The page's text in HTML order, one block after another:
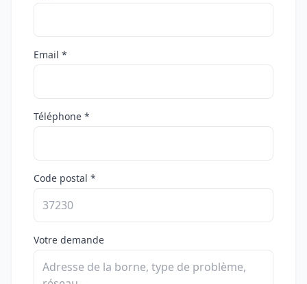
Email *
Téléphone *
Code postal *
Votre demande